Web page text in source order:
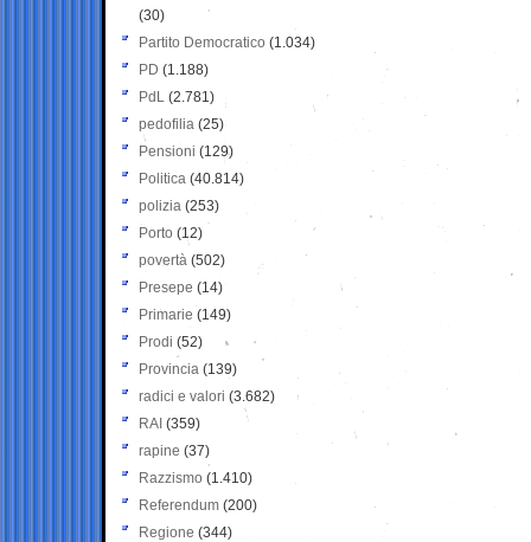
(30)
Partito Democratico (1.034)
PD (1.188)
PdL (2.781)
pedofilia (25)
Pensioni (129)
Politica (40.814)
polizia (253)
Porto (12)
povertà (502)
Presepe (14)
Primarie (149)
Prodi (52)
Provincia (139)
radici e valori (3.682)
RAI (359)
rapine (37)
Razzismo (1.410)
Referendum (200)
Regione (344)